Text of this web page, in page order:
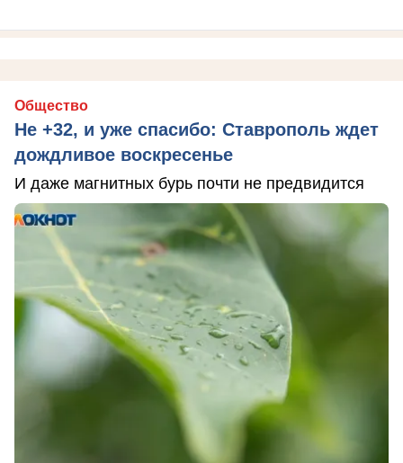
Общество
Не +32, и уже спасибо: Ставрополь ждет
дождливое воскресенье
И даже магнитных бурь почти не предвидится